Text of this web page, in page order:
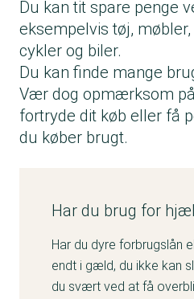
Du kan tit spare penge
eksempelvis tøj,
cykler og biler.
Du kan finde mange
Vær dog opmærksom
fortryde dit køb eller få
du køber brugt.
Har du brug for
Har du dyre forbrugslån
endt i gæld, du ikke kan
du svært ved at få